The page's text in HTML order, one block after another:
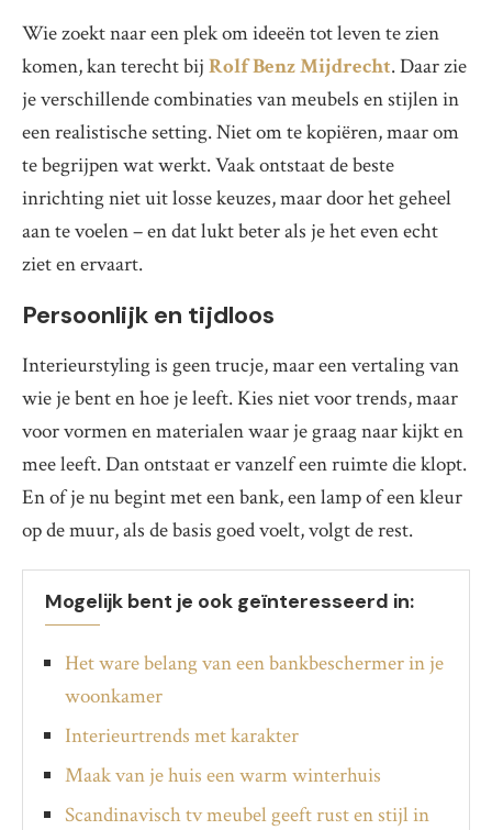
Wie zoekt naar een plek om ideeën tot leven te zien
komen, kan terecht bij Rolf Benz Mijdrecht. Daar zie
je verschillende combinaties van meubels en stijlen in
een realistische setting. Niet om te kopiëren, maar om
te begrijpen wat werkt. Vaak ontstaat de beste
inrichting niet uit losse keuzes, maar door het geheel
aan te voelen – en dat lukt beter als je het even echt
ziet en ervaart.
Persoonlijk en tijdloos
Interieurstyling is geen trucje, maar een vertaling van
wie je bent en hoe je leeft. Kies niet voor trends, maar
voor vormen en materialen waar je graag naar kijkt en
mee leeft. Dan ontstaat er vanzelf een ruimte die klopt.
En of je nu begint met een bank, een lamp of een kleur
op de muur, als de basis goed voelt, volgt de rest.
Mogelijk bent je ook geïnteresseerd in:
Het ware belang van een bankbeschermer in je
woonkamer
Interieurtrends met karakter
Maak van je huis een warm winterhuis
Scandinavisch tv meubel geeft rust en stijl in